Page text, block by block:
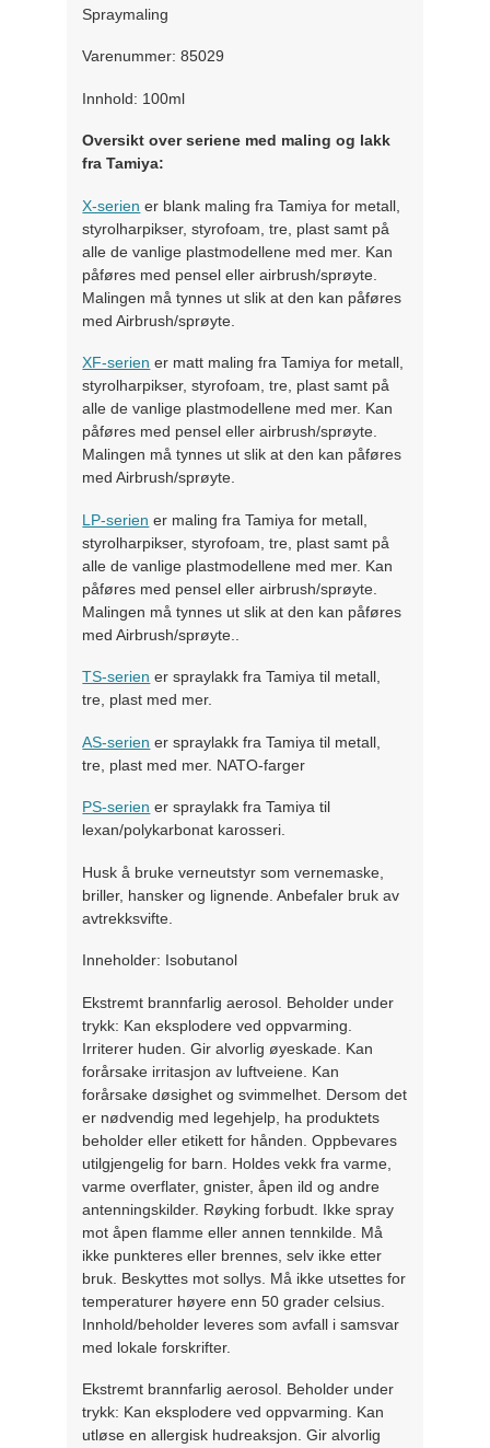
Spraymaling
Varenummer: 85029
Innhold: 100ml
Oversikt over seriene med maling og lakk
fra Tamiya:
X-serien er blank maling fra Tamiya for metall,
styrolharpikser, styrofoam, tre, plast samt på
alle de vanlige plastmodellene med mer. Kan
påføres med pensel eller airbrush/sprøyte.
Malingen må tynnes ut slik at den kan påføres
med Airbrush/sprøyte.
XF-serien er matt maling fra Tamiya for metall,
styrolharpikser, styrofoam, tre, plast samt på
alle de vanlige plastmodellene med mer. Kan
påføres med pensel eller airbrush/sprøyte.
Malingen må tynnes ut slik at den kan påføres
med Airbrush/sprøyte.
LP-serien er maling fra Tamiya for metall,
styrolharpikser, styrofoam, tre, plast samt på
alle de vanlige plastmodellene med mer. Kan
påføres med pensel eller airbrush/sprøyte.
Malingen må tynnes ut slik at den kan påføres
med Airbrush/sprøyte..
TS-serien er spraylakk fra Tamiya til metall,
tre, plast med mer.
AS-serien er spraylakk fra Tamiya til metall,
tre, plast med mer. NATO-farger
PS-serien er spraylakk fra Tamiya til
lexan/polykarbonat karosseri.
Husk å bruke verneutstyr som vernemaske,
briller, hansker og lignende. Anbefaler bruk av
avtrekksvifte.
Inneholder: Isobutanol
Ekstremt brannfarlig aerosol. Beholder under
trykk: Kan eksplodere ved oppvarming.
Irriterer huden. Gir alvorlig øyeskade. Kan
forårsake irritasjon av luftveiene. Kan
forårsake døsighet og svimmelhet. Dersom det
er nødvendig med legehjelp, ha produktets
beholder eller etikett for hånden. Oppbevares
utilgjengelig for barn. Holdes vekk fra varme,
varme overflater, gnister, åpen ild og andre
antenningskilder. Røyking forbudt. Ikke spray
mot åpen flamme eller annen tennkilde. Må
ikke punkteres eller brennes, selv ikke etter
bruk. Beskyttes mot sollys. Må ikke utsettes for
temperaturer høyere enn 50 grader celsius.
Innhold/beholder leveres som avfall i samsvar
med lokale forskrifter.
Ekstremt brannfarlig aerosol. Beholder under
trykk: Kan eksplodere ved oppvarming. Kan
utløse en allergisk hudreaksjon. Gir alvorlig